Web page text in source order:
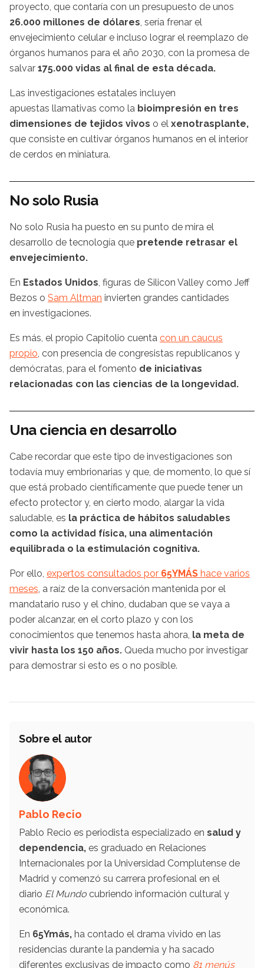
proyecto, que contaría con un presupuesto de unos
26.000 millones de dólares , sería frenar el
envejecimiento celular e incluso lograr el reemplazo de
órganos humanos para el año 2030, con la promesa de
salvar 175.000 vidas al final de esta década.
Las investigaciones estatales incluyen
apuestas llamativas como la bioimpresión en tres
dimensiones de tejidos vivos o el xenotrasplante,
que consiste en cultivar órganos humanos en el interior
de cerdos en miniatura.
No solo Rusia
No solo Rusia ha puesto en su punto de mira el
desarrollo de tecnología que pretende retrasar el
envejecimiento.
En Estados Unidos , figuras de Silicon Valley como Jeff
Bezos o Sam Altman invierten grandes cantidades
en investigaciones.
Es más, el propio Capitolio cuenta con un caucus
propio , con presencia de congresistas republicanos y
demócratas, para el fomento de iniciativas
relacionadas con las ciencias de la longevidad.
Una ciencia en desarrollo
Cabe recordar que este tipo de investigaciones son
todavía muy embrionarias y que, de momento, lo que sí
que está probado científicamente que puede tener un
efecto protector y, en cierto modo, alargar la vida
saludable, es la práctica de hábitos saludables
como la actividad física, una alimentación
equilibrada o la estimulación cognitiva.
Por ello, expertos consultados por 65YMÁS hace varios
meses , a raíz de la conversación mantenida por el
mandatario ruso y el chino, dudaban que se vaya a
poder alcanzar, en el corto plazo y con los
conocimientos que tenemos hasta ahora, la meta de
vivir hasta los 150 años. Queda mucho por investigar
para demostrar si esto es o no posible.
Sobre el autor
Pablo Recio
Pablo Recio es periodista especializado en salud y
dependencia, es graduado en Relaciones
Internacionales por la Universidad Complutense de
Madrid y comenzó su carrera profesional en el
diario El Mundo cubriendo información cultural y
económica.
En 65Ymás, ha contado el drama vivido en las
residencias durante la pandemia y ha sacado
diferentes exclusivas de impacto como 81 menús